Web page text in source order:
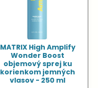
MATRIX High Amplify
Wonder Boost
objemový sprej ku
korienkom jemných
vlasov - 250 ml